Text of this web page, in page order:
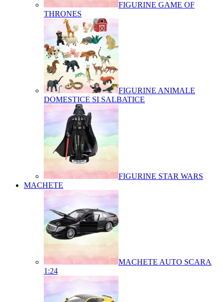
FIGURINE GAME OF
THRONES
FIGURINE ANIMALE
DOMESTICE SI SALBATICE
FIGURINE STAR WARS
MACHETE
MACHETE AUTO SCARA
1:24